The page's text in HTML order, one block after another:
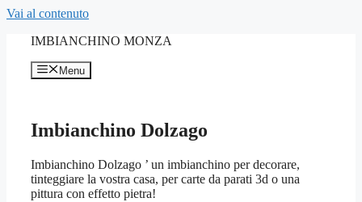
Vai al contenuto
IMBIANCHINO MONZA
Menu
Imbianchino Dolzago
Imbianchino Dolzago ’ un imbianchino per decorare,
tinteggiare la vostra casa, per carte da parati 3d o una
pittura con effetto pietra!